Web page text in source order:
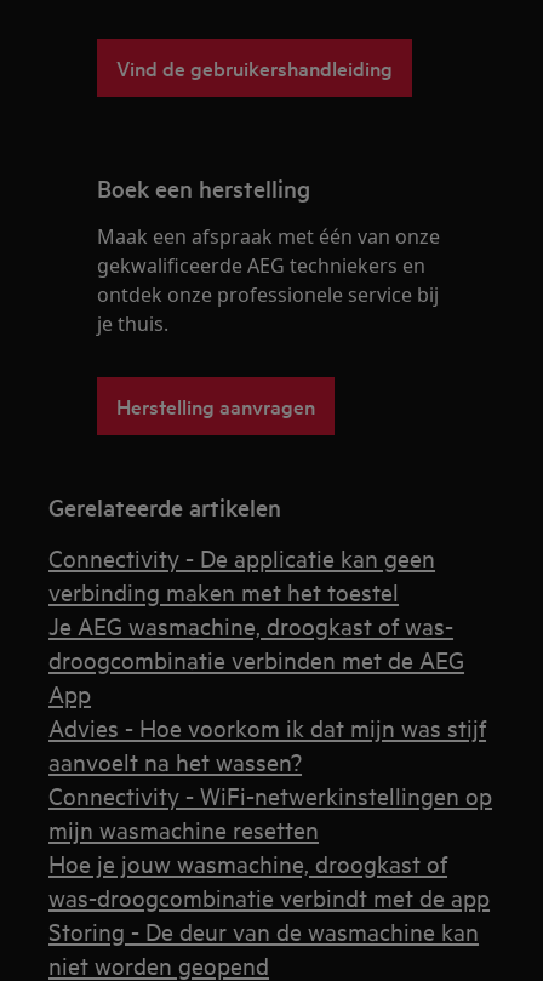
Vind de gebruikershandleiding
Boek een herstelling
Maak een afspraak met één van onze
gekwalificeerde AEG techniekers en
ontdek onze professionele service bij
je thuis.
Herstelling aanvragen
Gerelateerde artikelen
Connectivity - De applicatie kan geen
verbinding maken met het toestel
Je AEG wasmachine, droogkast of was-
droogcombinatie verbinden met de AEG
App
Advies - Hoe voorkom ik dat mijn was stijf
aanvoelt na het wassen?
Connectivity - WiFi-netwerkinstellingen op
mijn wasmachine resetten
Hoe je jouw wasmachine, droogkast of
was-droogcombinatie verbindt met de app
Storing - De deur van de wasmachine kan
niet worden geopend